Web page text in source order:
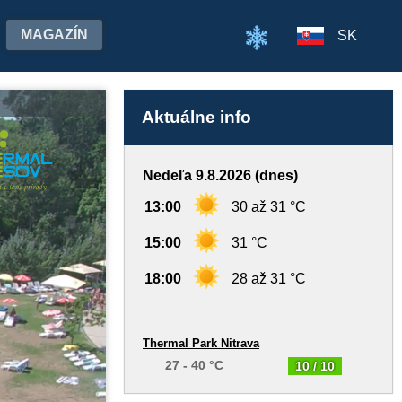
MAGAZÍN SK
Aktuálne info
Nedeľa 9.8.2026 (dnes)
13:00 30 až 31 °C
15:00 31 °C
18:00 28 až 31 °C
10 / 10
Thermal Park Nitrava
27 - 40 °C